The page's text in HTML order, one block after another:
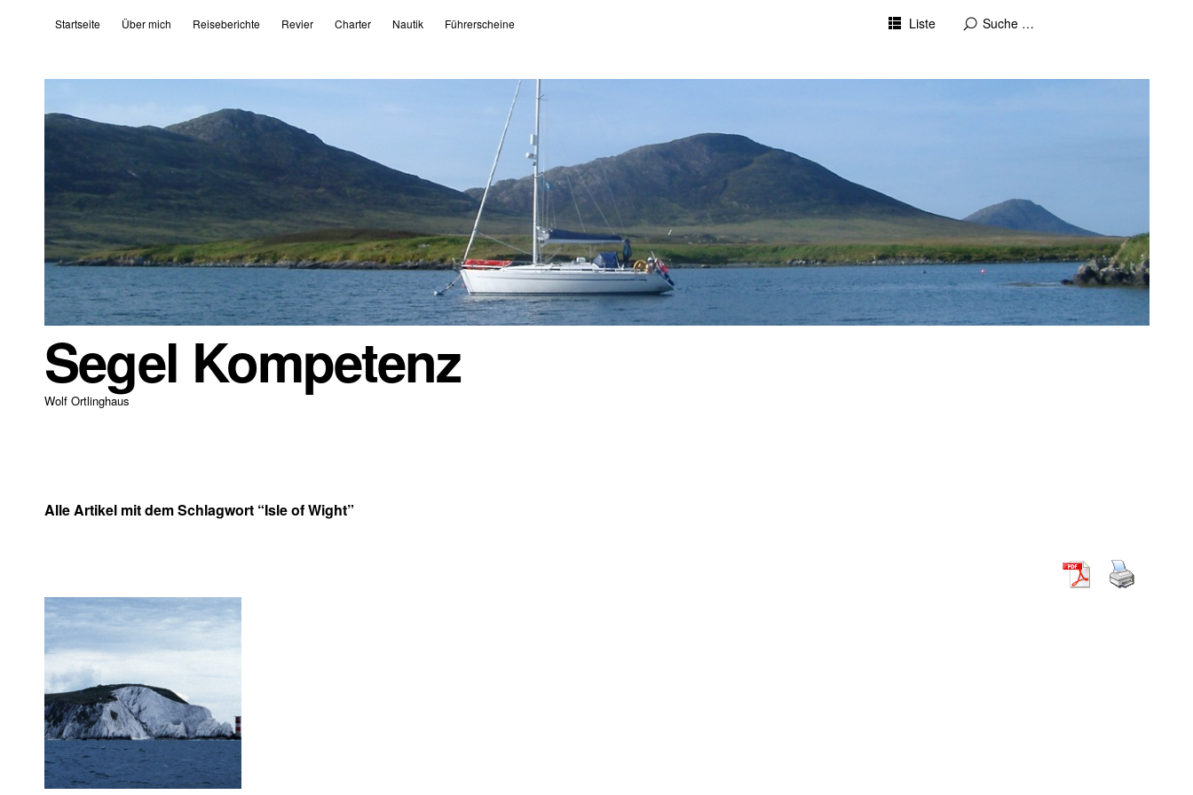
Startseite Über mich Reiseberichte Revier Charter Nautik Führerscheine Liste
Segel Kompetenz
Wolf Ortlinghaus
Alle Artikel mit dem Schlagwort “Isle of Wight”
14. Juli 2000
Kommentar